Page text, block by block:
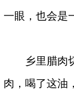
一眼，也会是
乡里腊肉切
肉，喝了这油